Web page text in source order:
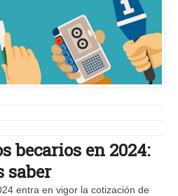
becarios en 2024:
saber
entra en vigor la cotización de